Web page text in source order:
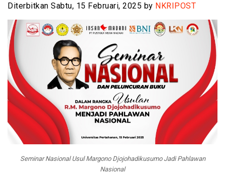
Diterbitkan Sabtu, 15 Februari, 2025 by NKRIPOST
Seminar Nasional Usul Margono Djojohadikusumo Jadi Pahlawan
Nasional